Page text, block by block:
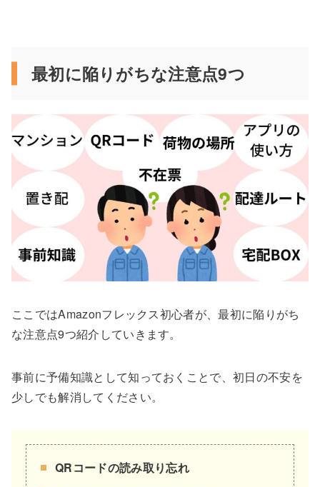
最初に陥りがちな注意点9つ
ここではAmazonフレックス初心者が、最初に陥りがち
な注意点9つ紹介していきます。
事前に予備知識として知っておくことで、初日の不安を
少しでも解消してください。
QRコードの読み取り忘れ